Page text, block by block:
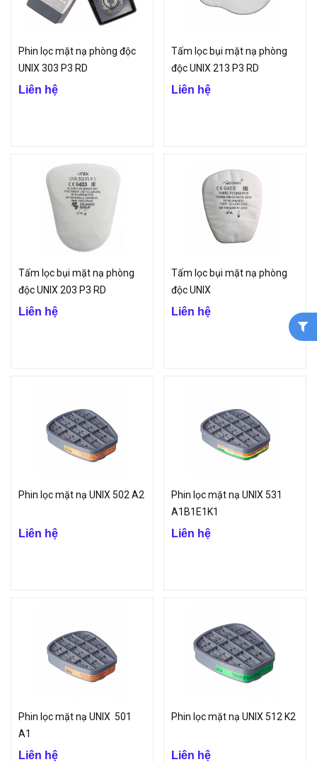
Phin lọc mặt nạ phòng độc
UNIX 303 P3 RD
Liên hệ
Tấm lọc bụi mặt nạ phòng
độc UNIX 213 P3 RD
Liên hệ
Tấm lọc bụi mặt nạ phòng
độc UNIX 203 P3 RD
Liên hệ
Tấm lọc bụi mặt nạ phòng
độc UNIX
Liên hệ
Phin lọc mặt nạ UNIX 502 A2
Liên hệ
Phin lọc mặt nạ UNIX 531
A1B1E1K1
Liên hệ
Phin lọc mặt nạ UNIX 501
A1
Liên hệ
Phin lọc mặt nạ UNIX 512 K2
Liên hệ